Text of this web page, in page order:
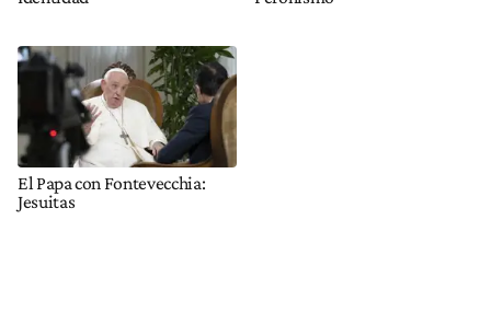
El Papa con Fontevecchia:
Jesuitas